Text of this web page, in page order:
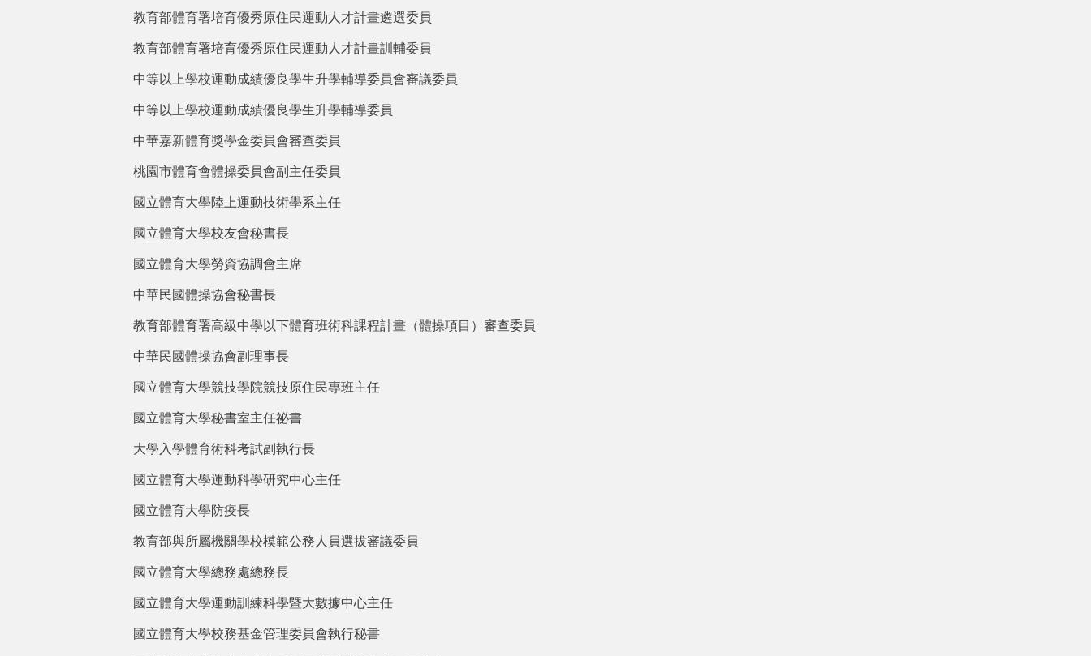
教育部體育署培育優秀原住民運動人才計畫遴選委員
教育部體育署培育優秀原住民運動人才計畫訓輔委員
中等以上學校運動成績優良學生升學輔導委員會審議委員
中等以上學校運動成績優良學生升學輔導委員
中華嘉新體育獎學金委員會審查委員
桃園市體育會體操委員會副主任委員
國立體育大學陸上運動技術學系主任
國立體育大學校友會秘書長
國立體育大學勞資協調會主席
中華民國體操協會秘書長
教育部體育署高級中學以下體育班術科課程計畫（體操項目）審查委員
中華民國體操協會副理事長
國立體育大學競技學院競技原住民專班主任
國立體育大學秘書室主任祕書
大學入學體育術科考試副執行長
國立體育大學運動科學研究中心主任
國立體育大學防疫長
教育部與所屬機關學校模範公務人員選拔審議委員
國立體育大學總務處總務長
國立體育大學運動訓練科學暨大數據中心主任
國立體育大學校務基金管理委員會執行秘書